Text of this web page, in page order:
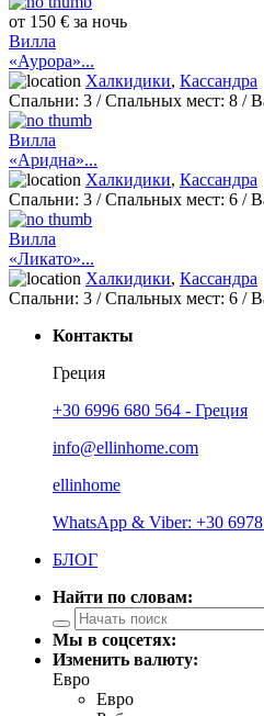
от 150 € за ночь
Вилла
«Аурора»...
Халкидики, Кассандра
Спальни: 3 / Спальных мест: 8 /
Вилла
«Аридна»...
Халкидики, Кассандра
Спальни: 3 / Спальных мест: 6 /
Вилла
«Ликато»...
Халкидики, Кассандра
Спальни: 3 / Спальных мест: 6 /
Контакты
Греция
+30 6996 680 564 - Греция
info@ellinhome.com
ellinhome
WhatsApp & Viber: +30
БЛОГ
Найти по словам:
Мы в соцсетях:
Изменить валюту:
Евро
Евро